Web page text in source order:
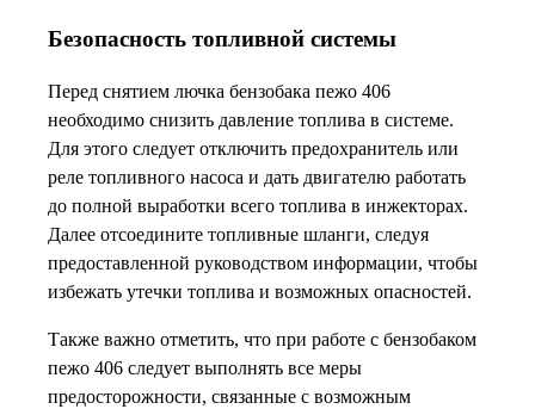
Безопасность топливной системы
Перед снятием лючка бензобака пежо 406
необходимо снизить давление топлива в системе.
Для этого следует отключить предохранитель или
реле топливного насоса и дать двигателю работать
до полной выработки всего топлива в инжекторах.
Далее отсоедините топливные шланги, следуя
предоставленной руководством информации, чтобы
избежать утечки топлива и возможных опасностей.
Также важно отметить, что при работе с бензобаком
пежо 406 следует выполнять все меры
предосторожности, связанные с возможным